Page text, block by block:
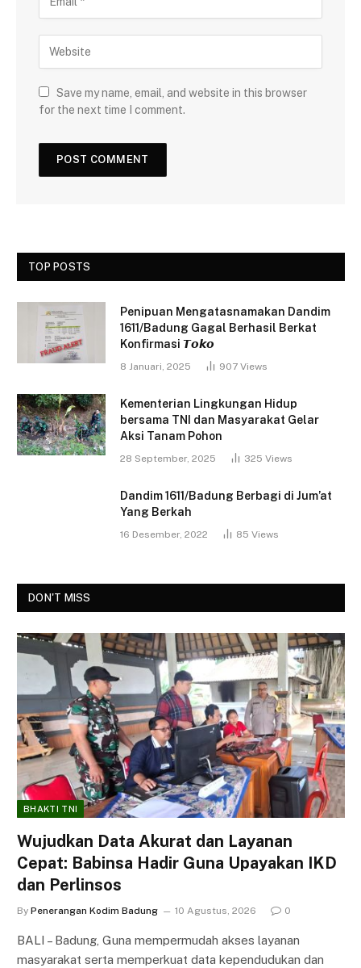
Save my name, email, and website in this browser
for the next time I comment.
TOP POSTS
Penipuan Mengatasnamakan Dandim
1611/Badung Gagal Berhasil Berkat
Konfirmasi 𝙏𝙤𝙠𝙤
8 Januari, 2025 907 Views
Kementerian Lingkungan Hidup
bersama TNI dan Masyarakat Gelar
Aksi Tanam Pohon
28 September, 2025 325 Views
Dandim 1611/Badung Berbagi di Jum’at
Yang Berkah
16 Desember, 2022 85 Views
DON'T MISS
BHAKTI TNI
Wujudkan Data Akurat dan Layanan
Cepat: Babinsa Hadir Guna Upayakan IKD
dan Perlinsos
By Penerangan Kodim Badung 10 Agustus, 2026 0
BALI – Badung, Guna mempermudah akses layanan
masyarakat serta memperkuat data kependudukan dan